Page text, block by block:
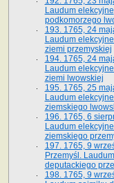
Laudum elekcyjne
podkomorzego
193. 1765, 24
Laudum
ziemi przemyskiej
194. 1765, 24
Laudum
ziemi lwowskiej
195. 1765, 25
Laudum
ziemskiego
196. 1765, 6
Laudum
ziemskiego
197. 1765, 9
Przemyśl.
deputackiego
198. 1765, 9